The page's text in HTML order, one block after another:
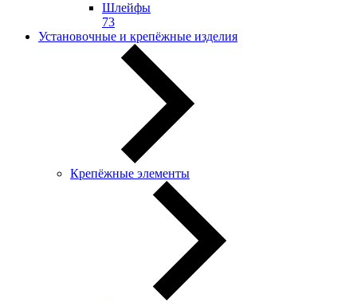
Шлейфы
73
Установочные и крепёжные изделия
Крепёжные элементы